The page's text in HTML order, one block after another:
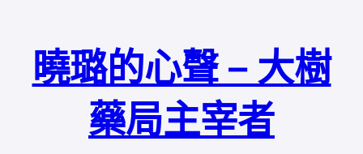
曉璐的心聲 – 大樹
藥局主宰者